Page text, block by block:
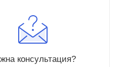
консультация?